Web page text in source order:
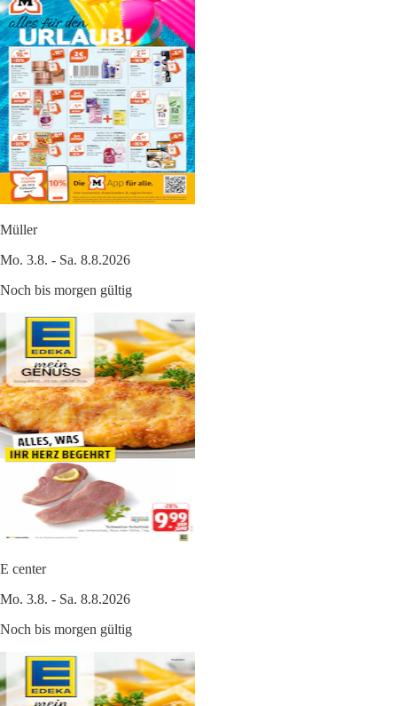
Müller
Mo. 3.8. - Sa. 8.8.2026
Noch bis morgen gültig
E center
Mo. 3.8. - Sa. 8.8.2026
Noch bis morgen gültig